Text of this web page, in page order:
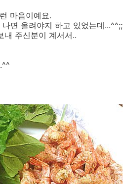
마음이예요.
면 올려야지 하고 있었는데...^^;;
내 주신분이 계서서..